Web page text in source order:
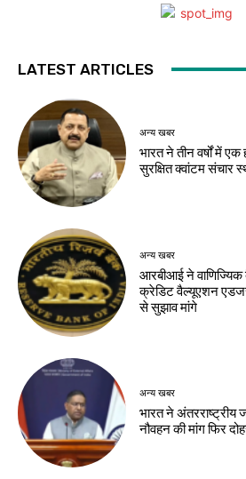
LATEST ARTICLES
अन्य खबर
भारत ने तीन वर्षों में
सुरक्षित क्वांटम संचार
अन्य खबर
आरबीआई ने वाणिज्यिक
क्रेडिट वैल्यूएशन
से सुझाव मांगे
अन्य खबर
भारत ने अंतरराष्ट्रीय
नौवहन की मांग फिर